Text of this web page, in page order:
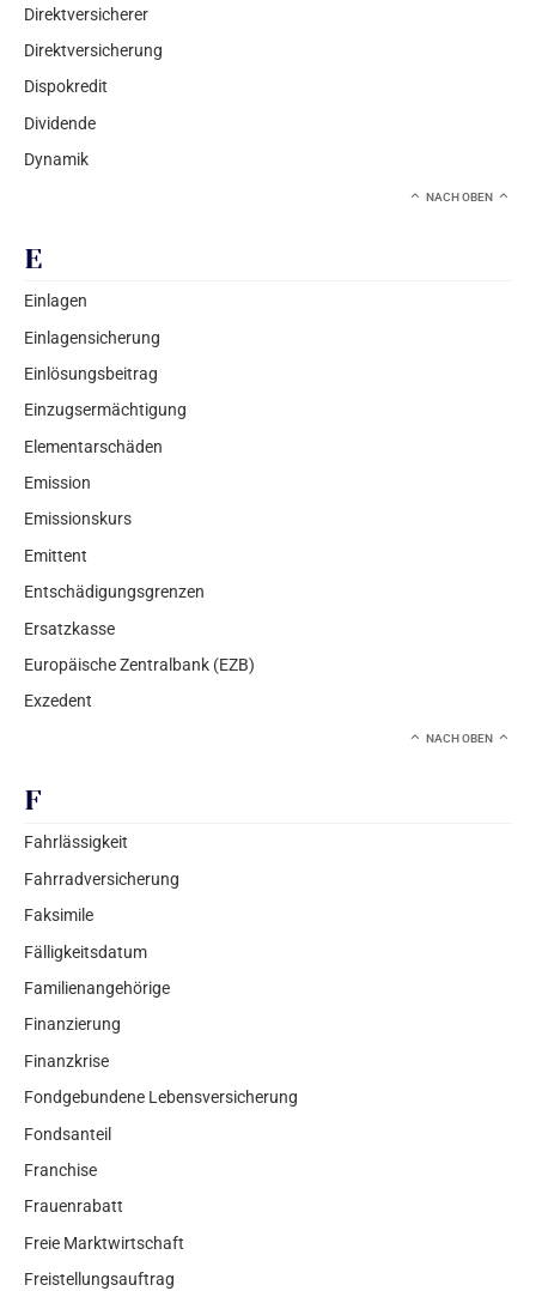
Direktversicherer
Direktversicherung
Dispokredit
Dividende
Dynamik
NACH OBEN
E
Einlagen
Einlagensicherung
Einlösungsbeitrag
Einzugsermächtigung
Elementarschäden
Emission
Emissionskurs
Emittent
Entschädigungsgrenzen
Ersatzkasse
Europäische Zentralbank (EZB)
Exzedent
NACH OBEN
F
Fahrlässigkeit
Fahrradversicherung
Faksimile
Fälligkeitsdatum
Familienangehörige
Finanzierung
Finanzkrise
Fondgebundene Lebensversicherung
Fondsanteil
Franchise
Frauenrabatt
Freie Marktwirtschaft
Freistellungsauftrag